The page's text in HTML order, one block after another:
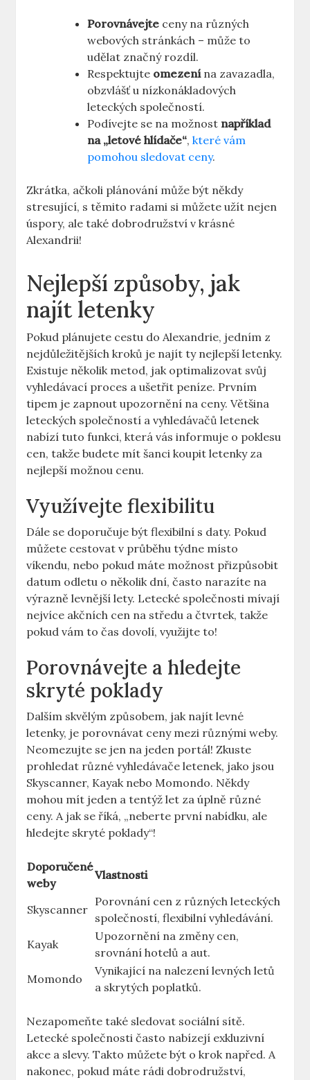
Porovnávejte ceny na různých
webových stránkách – může to
udělat značný rozdíl.
Respektujte omezenína zavazadla,
obzvlášť u nízkonákladových
leteckých společností.
Podívejte se na možnost například
na „letové hlídače“,které vám
pomohou sledovat ceny.
Zkrátka, ačkoli plánování může být někdy
stresující, s těmito radami si můžete užít nejen
úspory, ale také dobrodružství v krásné
Alexandrii!
Nejlepší způsoby, jak
najít letenky
Pokud plánujete cestu do Alexandrie, jedním z
nejdůležitějších kroků je najít ty nejlepší letenky.
Existuje několik metod, jak optimalizovat svůj
vyhledávací proces a ušetřit peníze. Prvním
tipem je zapnout upozornění na ceny. Většina
leteckých společností a vyhledávačů letenek
nabízí tuto funkci, která vás informuje o poklesu
cen, takže budete mít šanci koupit letenky za
nejlepší možnou cenu.
Využívejte flexibilitu
Dále se doporučuje být flexibilní s daty. Pokud
můžete cestovat v průběhu týdne místo
víkendu, nebo pokud máte možnost přizpůsobit
datum odletu o několik dní, často narazíte na
výrazně levnější lety. Letecké společnosti mívají
nejvíce akčních cen na středu a čtvrtek, takže
pokud vám to čas dovolí, využijte to!
Porovnávejte a hledejte
skryté poklady
Dalším skvělým způsobem, jak najít levné
letenky, je porovnávat ceny mezi různými weby.
Neomezujte se jen na jeden portál! Zkuste
prohledat různé vyhledávače letenek, jako jsou
Skyscanner, Kayak nebo Momondo. Někdy
mohou mít jeden a tentýž let za úplně různé
ceny. A jak se říká, „neberte první nabídku, ale
hledejte skryté poklady“!
Doporučené
weby
Vlastnosti
Skyscanner
Porovnání cen z různých leteckých
společností, flexibilní vyhledávání.
Kayak
Upozornění na změny cen,
srovnání hotelů a aut.
Momondo
Vynikající na nalezení levných letů
a skrytých poplatků.
Nezapomeňte také sledovat sociální sítě.
Letecké společnosti často nabízejí exkluzivní
akce a slevy. Takto můžete být o krok napřed. A
nakonec, pokud máte rádi dobrodružství,